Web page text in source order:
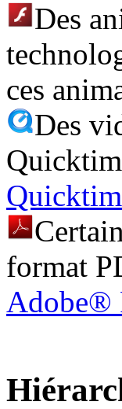
Des
ces
Des
format
Adobe®